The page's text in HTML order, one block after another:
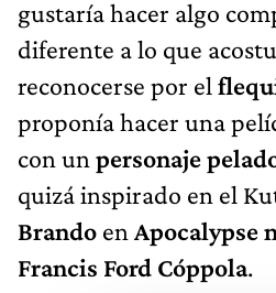
gustaría hacer algo
diferente a lo que
reconocerse por el
proponía hacer una
con un personaje
quizá inspirado en el
Brando en Apocalypse
Francis Ford Cóppola.